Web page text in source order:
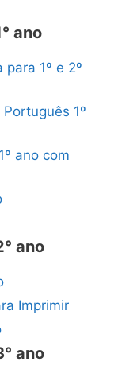
ano
1º e 2º
1º
ano com
ano
Imprimir
ano